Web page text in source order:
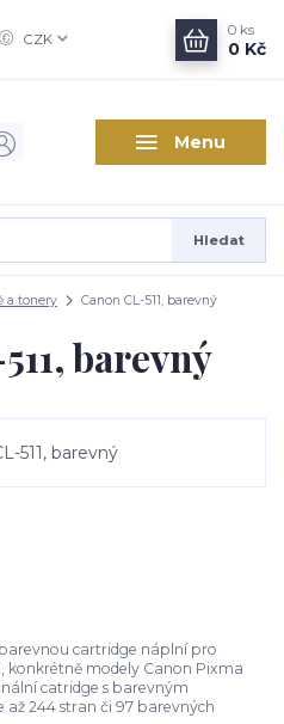
Menu
CZK
Hledat
0 ks
0 Kč
a tonery Canon CL-511, barevný
barevný
cartridge náplní pro
konkrétně modely Canon Pixma
catridge s barevným
až 244 stran či 97 barevných